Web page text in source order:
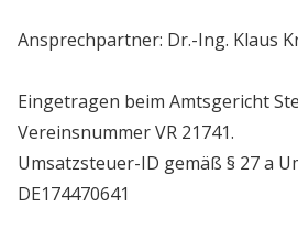
Ansprechpartner: Dr.-Ing. Klaus
Eingetragen beim Amtsgericht
Vereinsnummer VR 21741.
Umsatzsteuer-ID gemäß § 27 a
DE174470641